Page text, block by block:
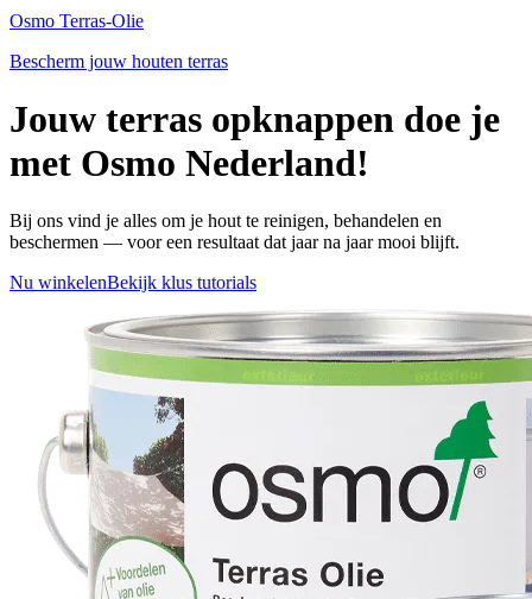
Osmo Terras-Olie
Bescherm jouw houten terras
Jouw terras opknappen doe je
met Osmo Nederland!
Bij ons vind je alles om je hout te reinigen, behandelen en
beschermen — voor een resultaat dat jaar na jaar mooi blijft.
Nu winkelenBekijk klus tutorials